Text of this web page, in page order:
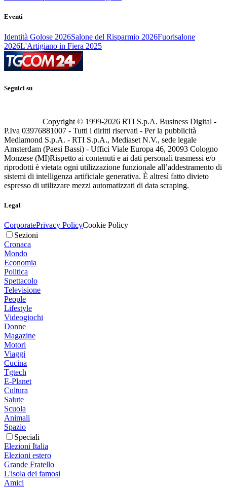
Eventi
Identità Golose 2026Salone del Risparmio 2026Fuorisalone
2026L'Artigiano in Fiera 2025
Seguici su
Copyright © 1999-2026 RTI S.p.A. Business Digital -
P.Iva 03976881007 - Tutti i diritti riservati - Per la pubblicità
Mediamond S.p.A. - RTI S.p.A., Mediaset N.V., sede legale
Amsterdam (Paesi Bassi) - Uffici Viale Europa 46, 20093 Cologno
Monzese (MI)Rispetto ai contenuti e ai dati personali trasmessi e/o
riprodotti è vietata ogni utilizzazione funzionale all’addestramento di
sistemi di intelligenza artificiale generativa. È altresì fatto divieto
espresso di utilizzare mezzi automatizzati di data scraping.
Legal
CorporatePrivacy PolicyCookie Policy
Sezioni
Cronaca
Mondo
Economia
Politica
Spettacolo
Televisione
People
Lifestyle
Videogiochi
Donne
Magazine
Motori
Viaggi
Cucina
Tgtech
E-Planet
Cultura
Salute
Scuola
Animali
Spazio
Speciali
Elezioni Italia
Elezioni estero
Grande Fratello
L'isola dei famosi
Amici